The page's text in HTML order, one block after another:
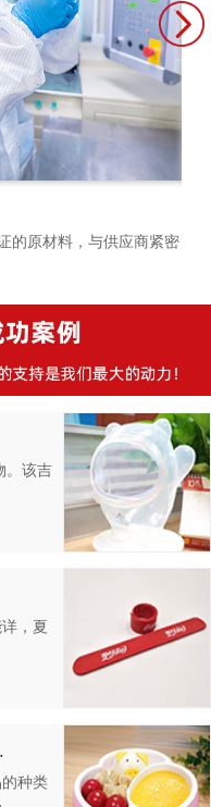
的原材料，与供应商紧密
。该吉
，夏
种类